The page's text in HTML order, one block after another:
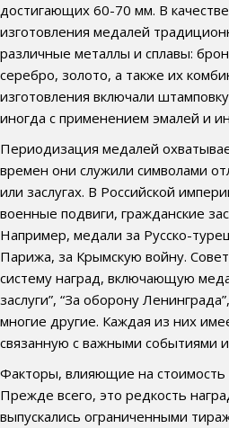
достигающих 60-70 мм. В
изготовления медалей
различные металлы и сплавы:
серебро, золото, а также их
изготовления включали
иногда с применением эмалей и
Периодизация медалей
времен они служили символами
или заслугах. В Российской
военные подвиги, гражданские
Например, медали за Русско-
Парижа, за Крымскую войну.
систему наград, включающую
заслуги”, “За оборону
многие другие. Каждая из них
связанную с важными событиями
Факторы, влияющие на
Прежде всего, это редкость
выпускались ограниченными